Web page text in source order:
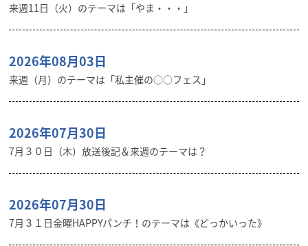
来週11日（火）のテーマは「やま・・・」
2026年08月03日
来週（月）のテーマは「私主催の○○フェス」
2026年07月30日
7月３０日（木）放送後記＆来週のテーマは？
2026年07月30日
7月３１日金曜HAPPYパンチ！のテーマは《どっかいった》